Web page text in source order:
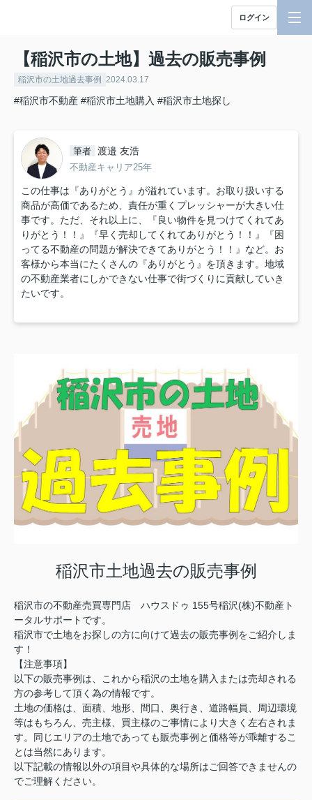
ログイン
【稲沢市の土地】過去の販売事例
稲沢市の土地過去事例 2024.03.17
#稲沢市不動産 #稲沢市土地購入 #稲沢市土地探し
筆者 渡邉 友浩
不動産キャリア25年
この仕事は『ありがとう』が溢れています。お取り扱いする
商品が高価であるため、責任が重くプレッシャーが大きい仕
事です。ただ、それ以上に、『良い物件を見つけてくれてあ
りがとう！！』『早く売却してくれてありがとう！！』『困
ってる不動産の問題が解決できてありがとう！！』など。お
客様から本当にたくさんの『ありがとう』を頂きます。地域
の不動産業者にしかできない仕事で街づくりに貢献していき
たいです。
稲沢市土地過去の販売事例
稲沢市の不動産売買専門店 ハウスドゥ 155号稲沢(株)不動産ト
ータルサポートです。
稲沢市で土地をお探しの方に向けて過去の販売事例をご紹介しま
す！
【注意事項】
以下の販売事例は、これから稲沢の土地を購入または売却される
方の参考して頂く為の情報です。
土地の価格は、面積、地形、間口、奥行き、道路幅員、周辺環境
等はもちろん、売主様、買主様のご事情により大きく左右されま
す。同じエリアの土地であっても販売事例と価格等が乖離するこ
とは当然にあります。
以下記載の情報以外の項目や具体的な場所はご回答できませんの
でご理解ください。